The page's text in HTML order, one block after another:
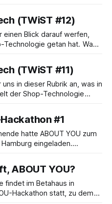
7500
soll ein moderner, heller
für bis zu 100
(TWiST #12)
einen Blick darauf werfen,
getan hat. Was
Magento Go ein. Laut
dieser Schritt, weil "[...]
(TWiST #11)
in dieser Rubrik an, was in
der Shop-Technologie
Marks forciert wurde (siehe
Zeit kränkelnde,
befand
#1
hatte ABOUT YOU zum
eingeladen.
habe ich mich in
ca. 40 weiteren
Zu Beginn
ABOUT YOU?
findet im Betahaus in
Hackathon statt, zu dem